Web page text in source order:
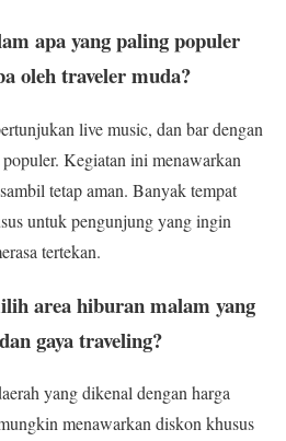
apa yang paling populer
oleh traveler muda?
live music, dan bar dengan
Kegiatan ini menawarkan
tetap aman. Banyak tempat
untuk pengunjung yang ingin
tertekan.
area hiburan malam yang
gaya traveling?
yang dikenal dengan harga
menawarkan diskon khusus